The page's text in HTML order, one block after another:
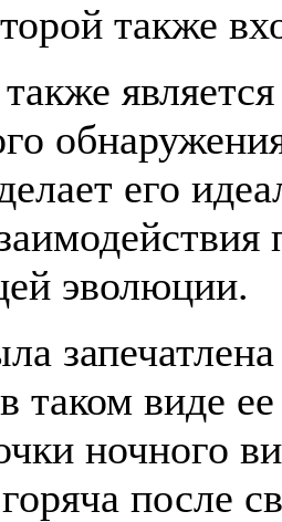
также
его
эволюции.
виде
ночного
после